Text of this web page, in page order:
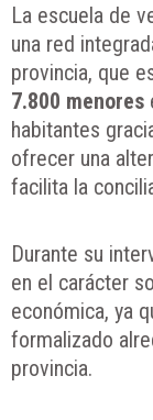
La escuela de
una red
provincia, que
7.800 menores
habitantes
ofrecer una
facilita la
Durante su
en el carácter
económica, ya
formalizado
provincia.